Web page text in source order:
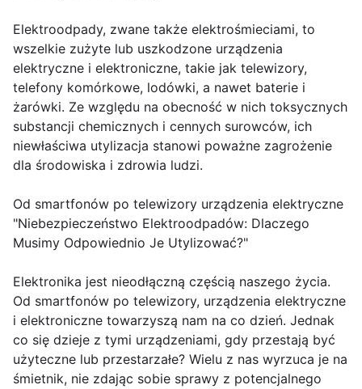
Elektroodpady, zwane także elektrośmieciami, to
wszelkie zużyte lub uszkodzone urządzenia
elektryczne i elektroniczne, takie jak telewizory,
telefony komórkowe, lodówki, a nawet baterie i
żarówki. Ze względu na obecność w nich toksycznych
substancji chemicznych i cennych surowców, ich
niewłaściwa utylizacja stanowi poważne zagrożenie
dla środowiska i zdrowia ludzi.
Od smartfonów po telewizory urządzenia elektryczne
"Niebezpieczeństwo Elektroodpadów: Dlaczego
Musimy Odpowiednio Je Utylizować?"
Elektronika jest nieodłączną częścią naszego życia.
Od smartfonów po telewizory, urządzenia elektryczne
i elektroniczne towarzyszą nam na co dzień. Jednak
co się dzieje z tymi urządzeniami, gdy przestają być
użyteczne lub przestarzałe? Wielu z nas wyrzuca je na
śmietnik, nie zdając sobie sprawy z potencjalnego